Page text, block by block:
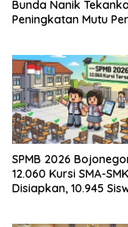
Bunda Nanik
Peningkatan Mutu
SPMB 2026
12.060 Kursi SMA-
Disiapkan, 10.945